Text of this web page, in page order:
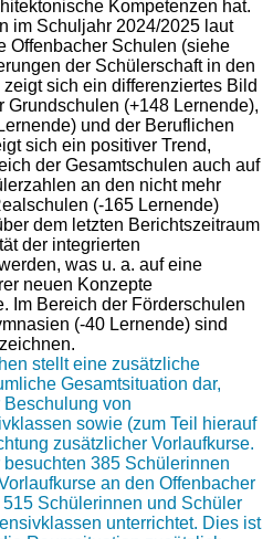
Kompetenzen hat.
im Schuljahr 2024/2025 laut
Offenbacher Schulen (siehe
der Schülerschaft in den
sich ein differenziertes Bild
Grundschulen (+148 Lernende),
und der Beruflichen
sich ein positiver Trend,
der Gesamtschulen auch auf
an den nicht mehr
(-165 Lernende)
dem letzten Berichtszeitraum
der integrierten
was u. a. auf eine
neuen Konzepte
Im Bereich der Förderschulen
(-40 Lernende) sind
stellt eine zusätzliche
Gesamtsituation dar,
von
sowie (zum Teil hierauf
zusätzlicher Vorlaufkurse.
385 Schülerinnen
an den Offenbacher
Schülerinnen und Schüler
unterrichtet. Dies ist